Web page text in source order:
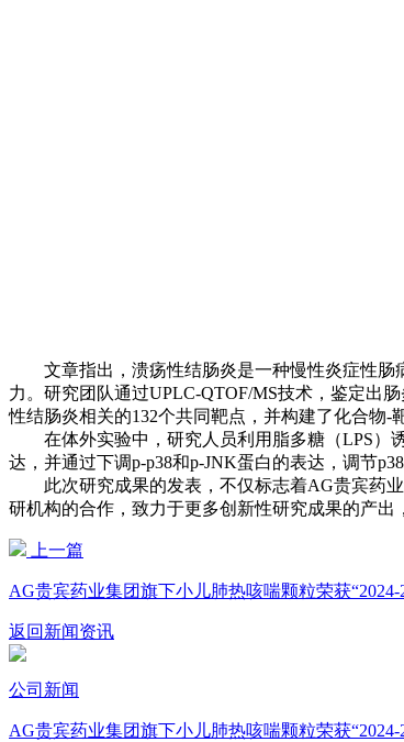
文章指出，溃疡性结肠炎是一种慢性炎症性肠
力。研究团队通过UPLC-QTOF/MS技术，鉴定出
性结肠炎相关的132个共同靶点，并构建了化合物-
在体外实验中，研究人员利用脂多糖（LPS）诱
达，并通过下调p-p38和p-JNK蛋白的表达，调节
此次研究成果的发表，不仅标志着AG贵宾药业
研机构的合作，致力于更多创新性研究成果的产出
上一篇
AG贵宾药业集团旗下小儿肺热咳喘颗粒荣获
返回新闻资讯
公司新闻
AG贵宾药业集团旗下小儿肺热咳喘颗粒荣获